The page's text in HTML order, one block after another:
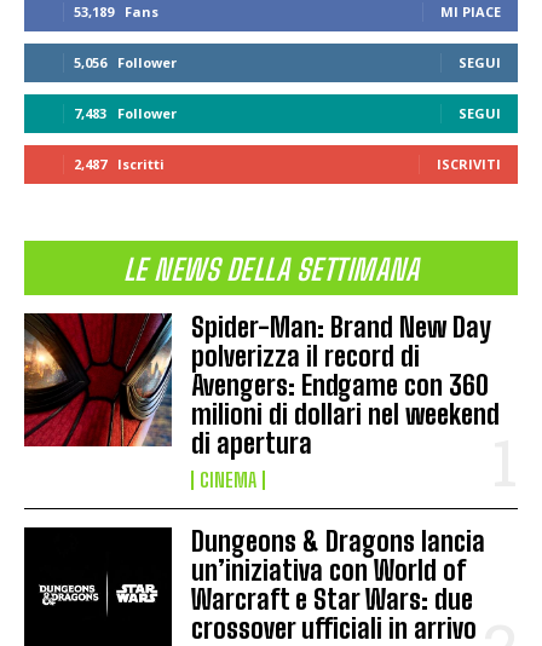
53,189 Fans MI PIACE
5,056 Follower SEGUI
7,483 Follower SEGUI
2,487 Iscritti ISCRIVITI
LE NEWS DELLA SETTIMANA
Spider-Man: Brand New Day
polverizza il record di
Avengers: Endgame con 360
milioni di dollari nel weekend
di apertura
CINEMA
Dungeons & Dragons lancia
un’iniziativa con World of
Warcraft e Star Wars: due
crossover ufficiali in arrivo